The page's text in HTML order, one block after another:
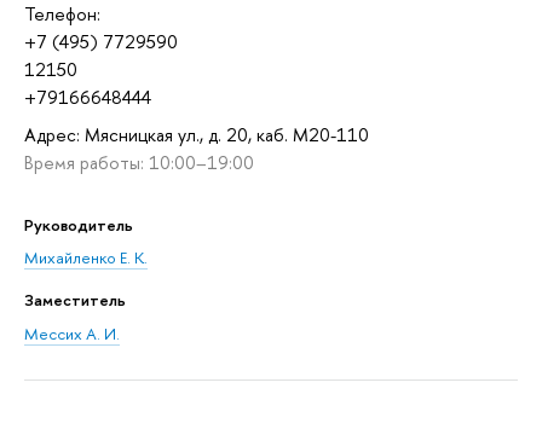
Телефон:
+7 (495) 7729590
12150
+79166648444
Адрес: Мясницкая ул., д. 20, каб. М20-110
Время работы: 10:00–19:00
Руководитель
Михайленко Е. К.
Заместитель
Мессих А. И.